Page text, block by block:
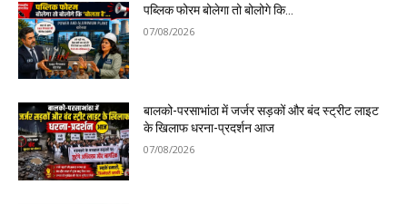
पब्लिक फोरम बोलेगा तो बोलोगे कि…
07/08/2026
बालको-परसाभांठा में जर्जर सड़कों और बंद स्ट्रीट लाइट
के खिलाफ धरना-प्रदर्शन आज
07/08/2026